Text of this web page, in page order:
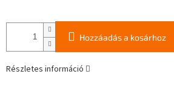
Hozzáadás a kosárhoz
Részletes információ